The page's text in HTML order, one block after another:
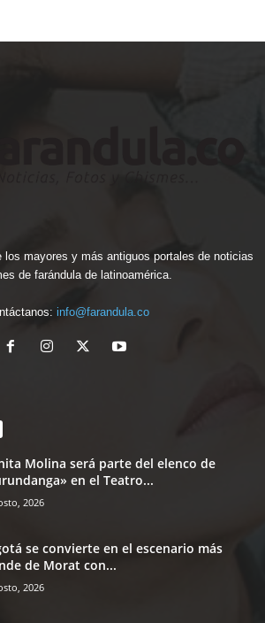
los mayores y más antiguos portales de noticias
de farándula de latinoamérica.
info@farandula.co
Molina será parte del elenco de
en el Teatro...
2026
se convierte en el escenario más
de Morat con...
2026